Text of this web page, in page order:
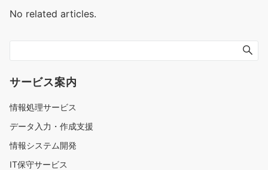
ー
No related articles.
サービス案内
情報処理サービス
データ入力・作成支援
情報システム開発
IT保守サービス